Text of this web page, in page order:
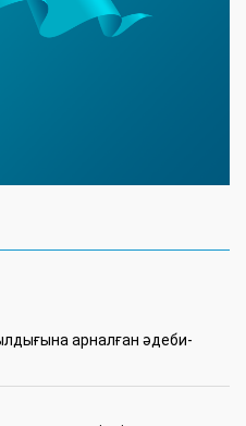
арналған әдеби-